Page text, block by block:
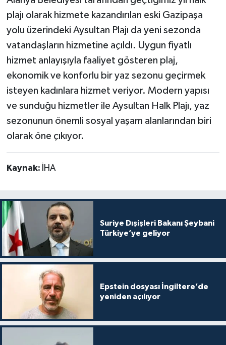
plajı olarak hizmete kazandırılan eski Gazipaşa
yolu üzerindeki Aysultan Plajı da yeni sezonda
vatandaşların hizmetine açıldı. Uygun fiyatlı
hizmet anlayışıyla faaliyet gösteren plaj,
ekonomik ve konforlu bir yaz sezonu geçirmek
isteyen kadınlara hizmet veriyor. Modern yapısı
ve sunduğu hizmetler ile Aysultan Halk Plajı, yaz
sezonunun önemli sosyal yaşam alanlarından biri
olarak öne çıkıyor.
Kaynak: İHA
Suriye Dışişleri Bakanı Şeybani
Türkiye’ye geliyor
Epstein dosyası İngiltere’de
yeniden açılıyor